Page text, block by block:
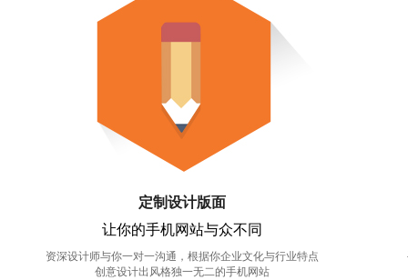
定制设计版面
让你的手机网站与众不同
资深设计师与你一对一沟通，根据你企业文化与行业特点
创意设计出风格独一无二的手机网站